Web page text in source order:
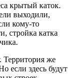
крытый каток.
выходили,
кому-то
стройка катка
Территория же
если здесь будут